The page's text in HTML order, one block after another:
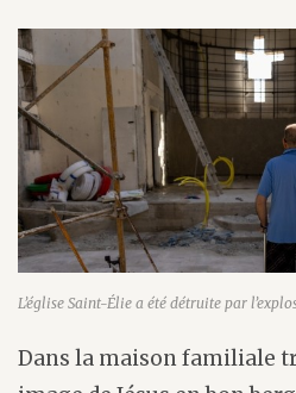
L’église Saint-Élie a été détruite par
Dans la maison familiale